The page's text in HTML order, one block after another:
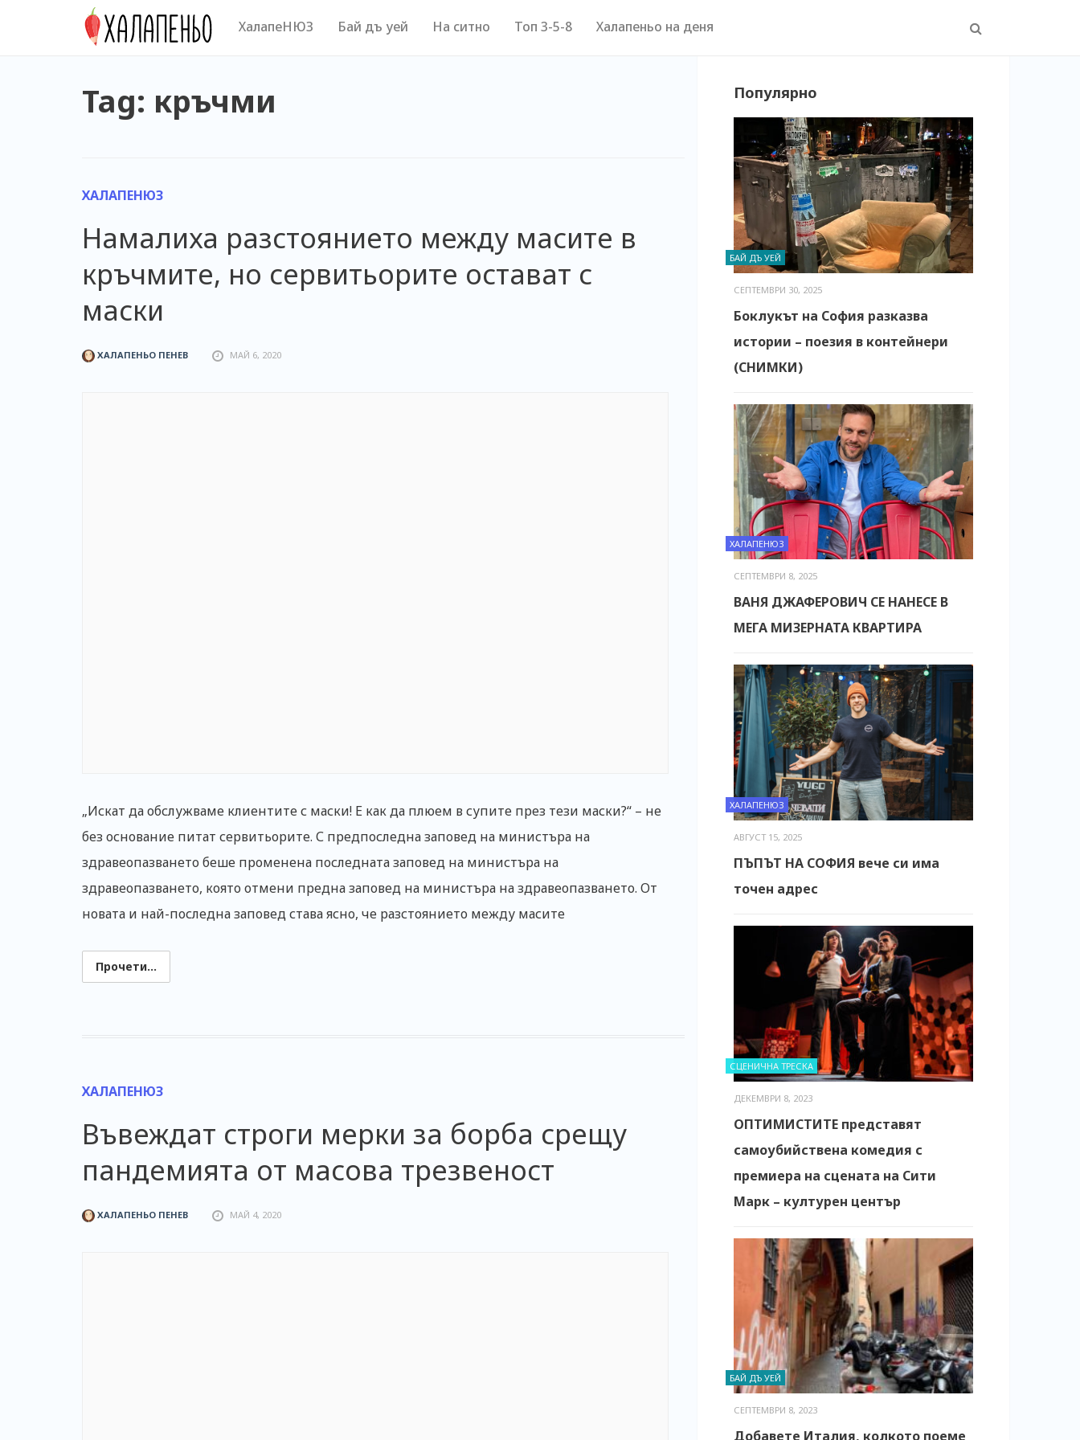
ХалапеНЮЗ Бай дъ уей На ситно Топ 3-5-8 Халапеньо на деня
Tag: кръчми
ХАЛАПЕНЮЗ
Намалиха разстоянието между масите в
кръчмите, но сервитьорите остават с
маски
ХАЛАПЕНЬО ПЕНЕВ МАЙ 6, 2020
„Искат да обслужваме клиентите с маски! Е как да плюем в супите през тези маски?“ – не
без основание питат сервитьорите. С предпоследна заповед на министъра на
здравеопазването беше променена последната заповед на министъра на
здравеопазването, която отмени предна заповед на министъра на здравеопазването. От
новата и най-последна заповед става ясно, че разстоянието между масите
Прочети...
ХАЛАПЕНЮЗ
Въвеждат строги мерки за борба срещу
пандемията от масова трезвеност
ХАЛАПЕНЬО ПЕНЕВ МАЙ 4, 2020
Популярно
БАЙ ДЪ УЕЙ
СЕПТЕМВРИ 30, 2025
Боклукът на София разказва
истории – поезия в контейнери
(СНИМКИ)
ХАЛАПЕНЮЗ
СЕПТЕМВРИ 8, 2025
ВАНЯ ДЖАФЕРОВИЧ СЕ НАНЕСЕ В
МЕГА МИЗЕРНАТА КВАРТИРА
ХАЛАПЕНЮЗ
АВГУСТ 15, 2025
ПЪПЪТ НА СОФИЯ вече си има
точен адрес
СЦЕНИЧНА ТРЕСКА
ДЕКЕМВРИ 8, 2023
ОПТИМИСТИТЕ представят
самоубийствена комедия с
премиера на сцената на Сити
Марк – културен център
БАЙ ДЪ УЕЙ
СЕПТЕМВРИ 8, 2023
Добавете Италия, колкото поеме